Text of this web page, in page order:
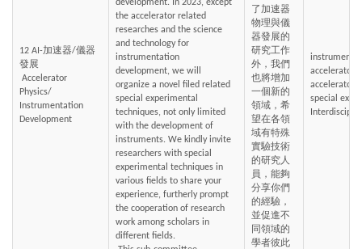
12 AI-加速器/儀器
發展
Physics/
Instrumentation
Development
development. In 2023, except
the accelerator related
researches and the science
and technology for
instrumentation
development, we will
organize a novel filed related
special experimental
techniques, not only limited
with the development of
instruments. We kindly invite
researchers with special
experimental techniques in
various fields to share your
experience, furtherly prompt
the cooperation of research
work among scholars in
different fields.
了加速器
物理與儀
器發展的
研究工作
外，我們
也將增加
一個新的
領域，希
望在各領
域有特殊
實驗技術
的研究人
員，能夠
分享你們
的經驗，
並促進不
同領域的
學者彼此
accelerator
accelerator,
special